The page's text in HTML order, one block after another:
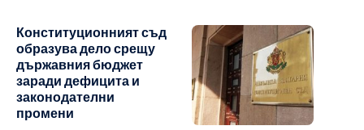
Конституционният съд
образува дело срещу
държавния бюджет
заради дефицита и
законодателни
промени